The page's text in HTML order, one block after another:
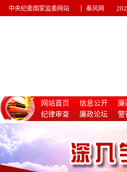
中央纪委国家监委网站 秦风网
网站首页 信息公开 廉
纪律审查
廉政论坛 警